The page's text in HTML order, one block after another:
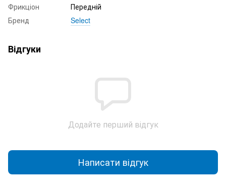
Фрикціон
Передній
Бренд
Select
Відгуки
Додайте перший відгук
Написати відгук